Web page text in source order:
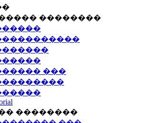
��������
���
��������